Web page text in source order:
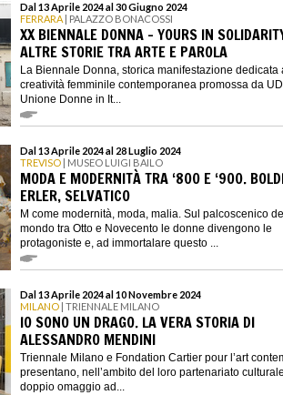
Dal 13 Aprile 2024 al 30 Giugno 2024
FERRARA | PALAZZO BONACOSSI
XX BIENNALE DONNA - YOURS IN
ALTRE STORIE TRA ARTE E PAROLA
La Biennale Donna, storica manifestazione dedicata
creatività femminile contemporanea promossa da
Unione Donne in It...
Dal 13 Aprile 2024 al 28 Luglio 2024
TREVISO | MUSEO LUIGI BAILO
MODA E MODERNITÀ TRA ‘800 E ‘900.
ERLER, SELVATICO
M come modernità, moda, malia. Sul palcoscenico
mondo tra Otto e Novecento le donne divengono le
protagoniste e, ad immortalare questo ...
Dal 13 Aprile 2024 al 10 Novembre 2024
MILANO | TRIENNALE MILANO
IO SONO UN DRAGO. LA VERA STORIA DI
ALESSANDRO MENDINI
Triennale Milano e Fondation Cartier pour l’art
presentano, nell’ambito del loro partenariato
doppio omaggio ad...